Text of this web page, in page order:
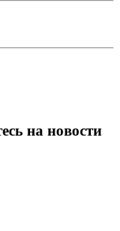
на новости